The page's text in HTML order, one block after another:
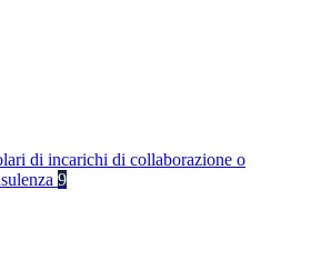
di incarichi di collaborazione o
9